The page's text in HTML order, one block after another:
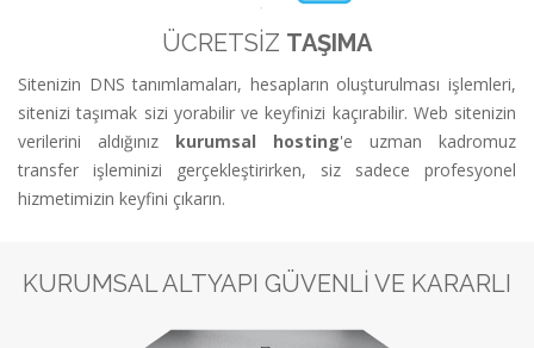
ÜCRETSİZ TAŞIMA
Sitenizin DNS tanımlamaları, hesapların oluşturulması işlemleri,
sitenizi taşımak sizi yorabilir ve keyfinizi kaçırabilir. Web sitenizin
verilerini aldığınız kurumsal hosting'e uzman kadromuz
transfer işleminizi gerçekleştirirken, siz sadece profesyonel
hizmetimizin keyfini çıkarın.
KURUMSAL ALTYAPI GÜVENLİ VE KARARLI